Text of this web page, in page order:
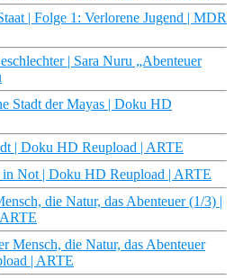
| Folge 1: Verlorene Jugend | MDR
| Sara Nuru „Abenteuer
Stadt der Mayas | Doku HD
| Doku HD Reupload | ARTE
in Not | Doku HD Reupload | ARTE
die Natur, das Abenteuer (1/3) |
Mensch, die Natur, das Abenteuer
| ARTE